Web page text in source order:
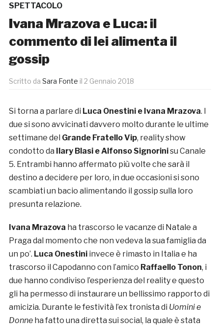
SPETTACOLO
Ivana Mrazova e Luca: il
commento di lei alimenta il
gossip
Scritto da Sara Fonte il 2 Gennaio 2018
Si torna a parlare di Luca Onestini e Ivana Mrazova. I
due si sono avvicinati davvero molto durante le ultime
settimane del Grande Fratello Vip, reality show
condotto da Ilary Blasi e Alfonso Signorinisu Canale
5. Entrambi hanno affermato più volte che sarà il
destino a decidere per loro, in due occasioni si sono
scambiati un bacio alimentando il gossip sulla loro
presunta relazione.
Ivana Mrazova ha trascorso le vacanze di Natale a
Praga dal momento che non vedeva la sua famiglia da
un po’. Luca Onestiniinvece è rimasto in Italia e ha
trascorso il Capodanno con l’amico Raffaello Tonon, i
due hanno condiviso l’esperienza del reality e questo
gli ha permesso di instaurare un bellissimo rapporto di
amicizia. Durante le festività l’ex tronista di Uomini e
Donne ha fatto una diretta sui social, la quale è stata